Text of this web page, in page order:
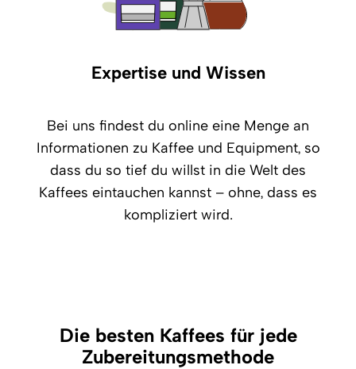
Expertise und Wissen
Bei uns findest du online eine Menge an
Informationen zu Kaffee und Equipment, so
dass du so tief du willst in die Welt des
Kaffees eintauchen kannst – ohne, dass es
kompliziert wird.
Die besten Kaffees für jede
Zubereitungsmethode